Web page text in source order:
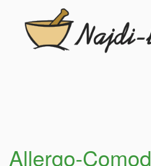
Allergo-Comod